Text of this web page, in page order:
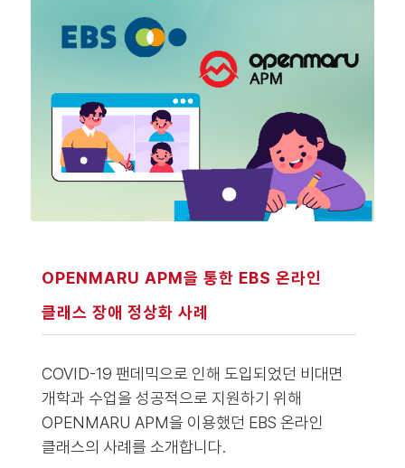
OPENMARU APM을 통한 EBS 온라인
클래스 장애 정상화 사례
COVID-19 팬데믹으로 인해 도입되었던 비대면
개학과 수업을 성공적으로 지원하기 위해
OPENMARU APM을 이용했던 EBS 온라인
클래스의 사례를 소개합니다.